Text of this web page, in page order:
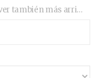
La imagen de Tapa (ver también más arriba) fue compuesta en estos días de febrero…